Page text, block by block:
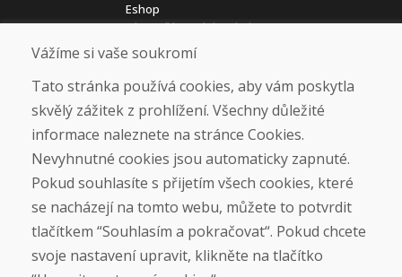
Eshop
Jak posíláme elektrokola
Obchodní podmínky
Doprava
Platba
Vrácení a výměna zboží
Ochrana osobních údajů
Cookies
Sociální sítě
Vážíme si vaše soukromí
Tato stránka používá cookies, aby vám poskytla
skvělý zážitek z prohlížení. Všechny důležité
informace naleznete na stránce Cookies.
Nevyhnutné cookies jsou automaticky zapnuté.
Pokud souhlasíte s přijetím všech cookies, které
se nacházejí na tomto webu, můžete to potvrdit
tlačítkem “Souhlasím a pokračovat“. Pokud chcete
svoje nastavení upravit, klikněte na tlačítko